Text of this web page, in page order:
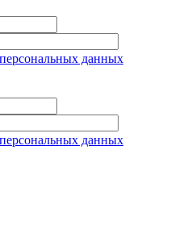
данных
данных